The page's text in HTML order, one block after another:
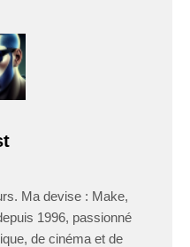
Ma devise : Make,
1996, passionné
de cinéma et de